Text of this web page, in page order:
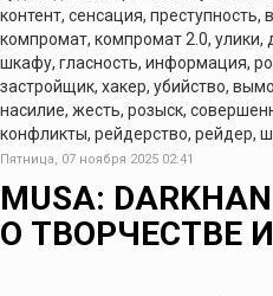
контент, сенсация, преступность,
компромат, компромат 2.0, улики,
шкафу, гласность, информация,
застройщик, хакер, убийство,
насилие, жесть, розыск,
конфликты, рейдерство, рейдер,
Пятница, 07 ноября 2025 02:41
MUSA:
О ТВОРЧЕСТВЕ